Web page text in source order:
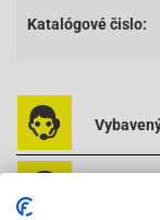
Katalógové čislo: